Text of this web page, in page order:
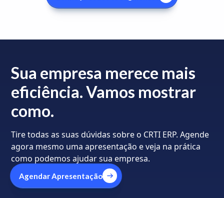
Sua empresa merece mais
eficiência. Vamos mostrar
como.
Tire todas as suas dúvidas sobre o CRTI ERP. Agende
agora mesmo uma apresentação e veja na prática
como podemos ajudar sua empresa.
Agendar Apresentação